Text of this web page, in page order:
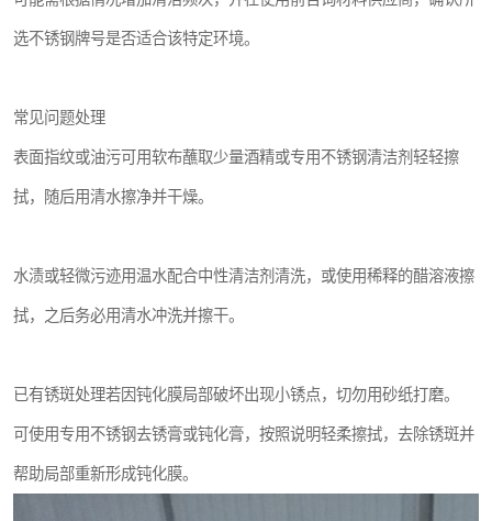
选不锈钢牌号是否适合该特定环境。
常见问题处理
表面指纹或油污可用软布蘸取少量酒精或专用不锈钢清洁剂轻轻擦
拭，随后用清水擦净并干燥。
水渍或轻微污迹用温水配合中性清洁剂清洗，或使用稀释的醋溶液擦
拭，之后务必用清水冲洗并擦干。
已有锈斑处理若因钝化膜局部破坏出现小锈点，切勿用砂纸打磨。
可使用专用不锈钢去锈膏或钝化膏，按照说明轻柔擦拭，去除锈斑并
帮助局部重新形成钝化膜。